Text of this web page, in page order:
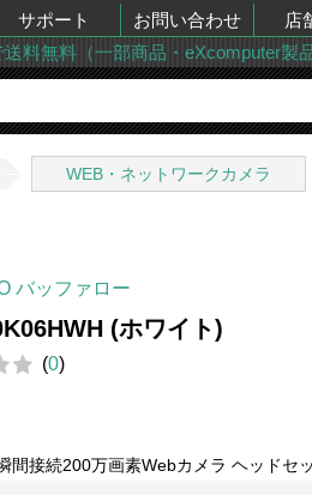
サポート お問い合わせ 店
料無料（一部商品・eXcomputer製
WEB・ネットワークカメラ
バッファロー
(ホワイト)
(0)
間接続200万画素Webカメラ ヘッドセ